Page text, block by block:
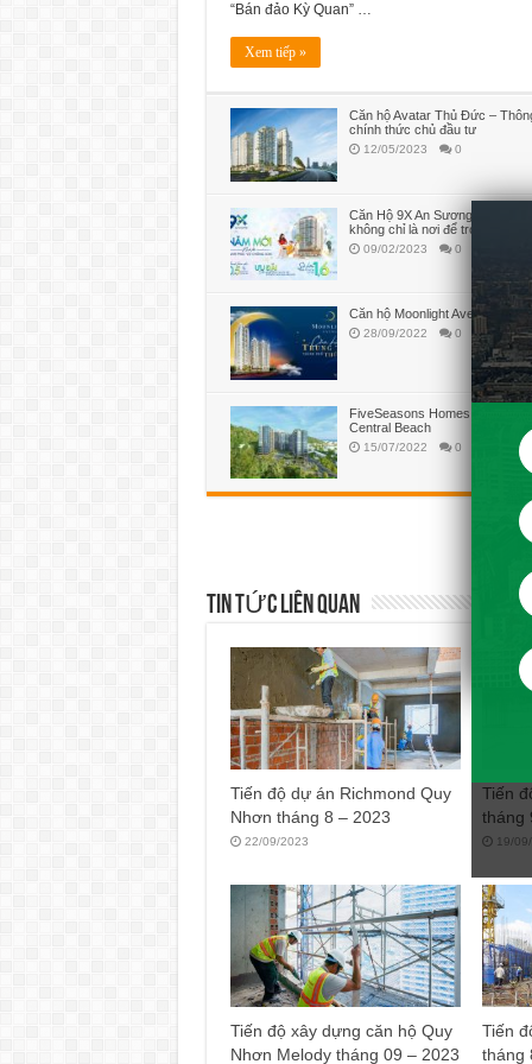
“Bán đảo Kỳ Quan” …
Xem tiếp »
Căn hộ Avatar Thủ Đức –
chính thức chủ đầu tư
12/05/2023 0
Căn Hộ 9X An Sương – Ngôi nhà
không chỉ là nơi để trở về
09/02/2023 0
Căn hộ Moonlight Avenue Thủ
28/09/2022 0
FiveSeasons Homes Vung Tau –
Central Beach
15/07/2022 0
TIN TỨC LIÊN QUAN
Tiến độ dự án Richmond Quy
Nhơn tháng 8 – 2023
22/09/2023
Tiến
tháng
19/
Tiến độ xây dựng căn hộ Quy
Nhơn Melody tháng 09 – 2023
Tiến
tháng